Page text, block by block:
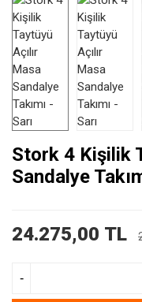
Stork 4 Kişilik
Sandalye
24.275,00 TL
-